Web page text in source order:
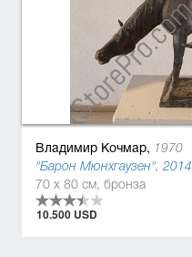
Владимир Кочмар, 1970
"Барон Мюнхгаузен", 2014
70 x 80 см, бронза
10.500 USD